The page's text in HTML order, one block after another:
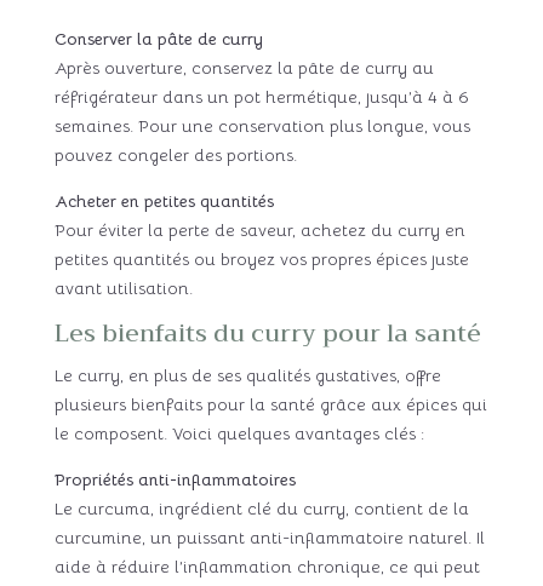
Conserver la pâte de curry
Après ouverture, conservez la pâte de curry au
réfrigérateur dans un pot hermétique, jusqu’à 4 à 6
semaines. Pour une conservation plus longue, vous
pouvez congeler des portions.
Acheter en petites quantités
Pour éviter la perte de saveur, achetez du curry en
petites quantités ou broyez vos propres épices juste
avant utilisation.
Les bienfaits du curry pour la santé
Le curry, en plus de ses qualités gustatives, offre
plusieurs bienfaits pour la santé grâce aux épices qui
le composent. Voici quelques avantages clés :
Propriétés anti-inflammatoires
Le curcuma, ingrédient clé du curry, contient de la
curcumine, un puissant anti-inflammatoire naturel. Il
aide à réduire l’inflammation chronique, ce qui peut